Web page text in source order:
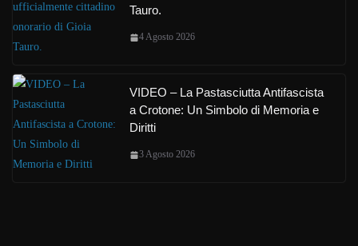
Tauro.
4 Agosto 2026
VIDEO – La Pastasciutta Antifascista
a Crotone: Un Simbolo di Memoria e
Diritti
3 Agosto 2026